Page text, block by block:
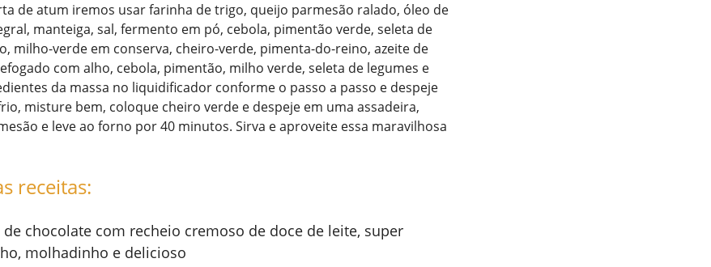
de atum iremos usar farinha de trigo, queijo parmesão ralado, óleo de
manteiga, sal, fermento em pó, cebola, pimentão verde, seleta de
milho-verde em conserva, cheiro-verde, pimenta-do-reino, azeite de
com alho, cebola, pimentão, milho verde, seleta de legumes e
da massa no liquidificador conforme o passo a passo e despeje
misture bem, coloque cheiro verde e despeje em uma assadeira,
e leve ao forno por 40 minutos. Sirva e aproveite essa maravilhosa
receitas:
de chocolate com recheio cremoso de doce de leite, super
molhadinho e delicioso